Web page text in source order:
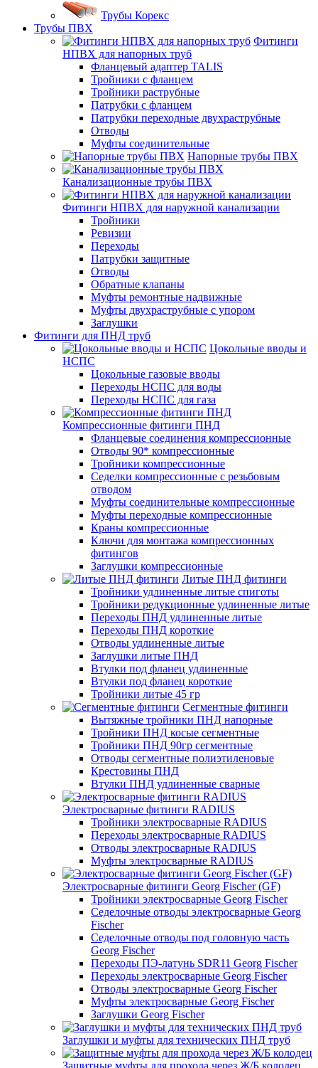
Трубы Корекс
Трубы ПВХ
Фитинги
НПВХ для напорных труб
Фланцевый адаптер TALIS
Тройники с фланцем
Тройники раструбные
Патрубки с фланцем
Патрубки переходные двухраструбные
Отводы
Муфты соединительные
Напорные трубы ПВХ
Канализационные трубы ПВХ
Фитинги НПВХ для наружной канализации
Тройники
Ревизии
Переходы
Патрубки защитные
Отводы
Обратные клапаны
Муфты ремонтные надвижные
Муфты двухраструбные с упором
Заглушки
Фитинги для ПНД труб
Цокольные вводы и
НСПС
Цокольные газовые вводы
Переходы НСПС для воды
Переходы НСПС для газа
Компрессионные фитинги ПНД
Фланцевые соединения компрессионные
Отводы 90* компрессионные
Тройники компрессионные
Седелки компрессионные с резьбовым
отводом
Муфты соединительные компрессионные
Муфты переходные компрессионные
Краны компрессионные
Ключи для монтажа компрессионных
фитингов
Заглушки компрессионные
Литые ПНД фитинги
Тройники удлиненные литые спиготы
Тройники редукционные удлиненные литые
Переходы ПНД удлиненные литые
Переходы ПНД короткие
Отводы удлиненные литые
Заглушки литые ПНД
Втулки под фланец удлиненные
Втулки под фланец короткие
Тройники литые 45 гр
Сегментные фитинги
Вытяжные тройники ПНД напорные
Тройники ПНД косые сегментные
Тройники ПНД 90гр сегментные
Отводы сегментные полиэтиленовые
Крестовины ПНД
Втулки ПНД удлиненные сварные
Электросварные фитинги RADIUS
Тройники электросварные RADIUS
Переходы электросварные RADIUS
Отводы электросварные RADIUS
Муфты электросварные RADIUS
Электросварные фитинги Georg Fischer (GF)
Тройники электросварные Georg Fischer
Седелочные отводы электросварные Georg
Fischer
Седелочные отводы под головную часть
Georg Fischer
Переходы ПЭ-латунь SDR11 Georg Fischer
Переходы электросварные Georg Fischer
Отводы электросварные Georg Fischer
Муфты электросварные Georg Fischer
Заглушки Georg Fischer
Заглушки и муфты для технических ПНД труб
Защитные муфты для прохода через Ж/Б колодец